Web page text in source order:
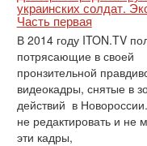
украинских солдат.
Часть первая
В 2014 году ITON.TV
потрясающие в своей
пронзительной
видеокадры, снятые в
действий в
не редактировать и не
эти кадры,